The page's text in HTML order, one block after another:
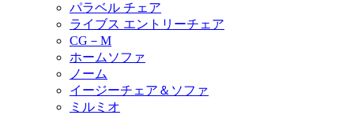
パラベル チェア
ライブス エントリーチェア
CG－M
ホームソファ
ノーム
イージーチェア＆ソファ
ミルミオ